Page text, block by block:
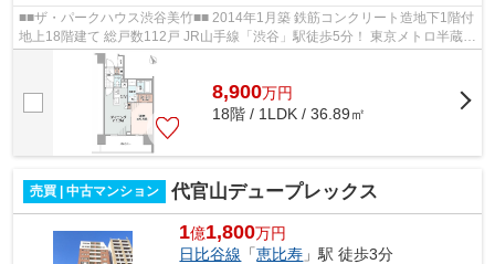
■■ザ・パークハウス渋谷美竹■■ 2014年1月築 鉄筋コンクリート造地下1階付
地上18階建て 総戸数112戸 JR山手線「渋谷」駅徒歩5分！ 東京メトロ半蔵門
線「渋谷」駅徒歩2分 オートロッ...
8,900万円
18階 / 1LDK / 36.89㎡
売買 | 中古マンション 代官山デュープレックス
1億1,800万円
日比谷線 「恵比寿 」駅 徒歩3分